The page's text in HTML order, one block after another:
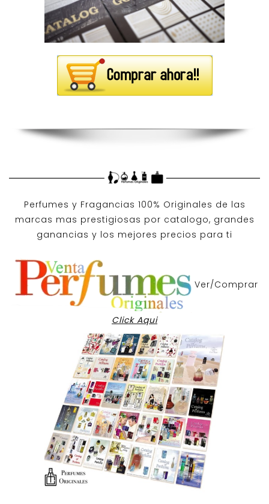
Perfumes y Fragancias 100% Originales de las
marcas mas prestigiosas por catalogo, grandes
ganancias y los mejores precios para ti
Ver/Comprar
Click Aqui